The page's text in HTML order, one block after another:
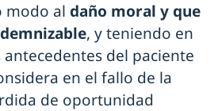
modo al daño moral y que
, y teniendo en
del paciente
en el fallo de la
de oportunidad